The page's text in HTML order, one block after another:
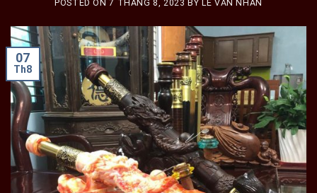
POSTED ON7 THÁNG 8, 2023 BYLÊ VĂN NHÂN
07
Th8